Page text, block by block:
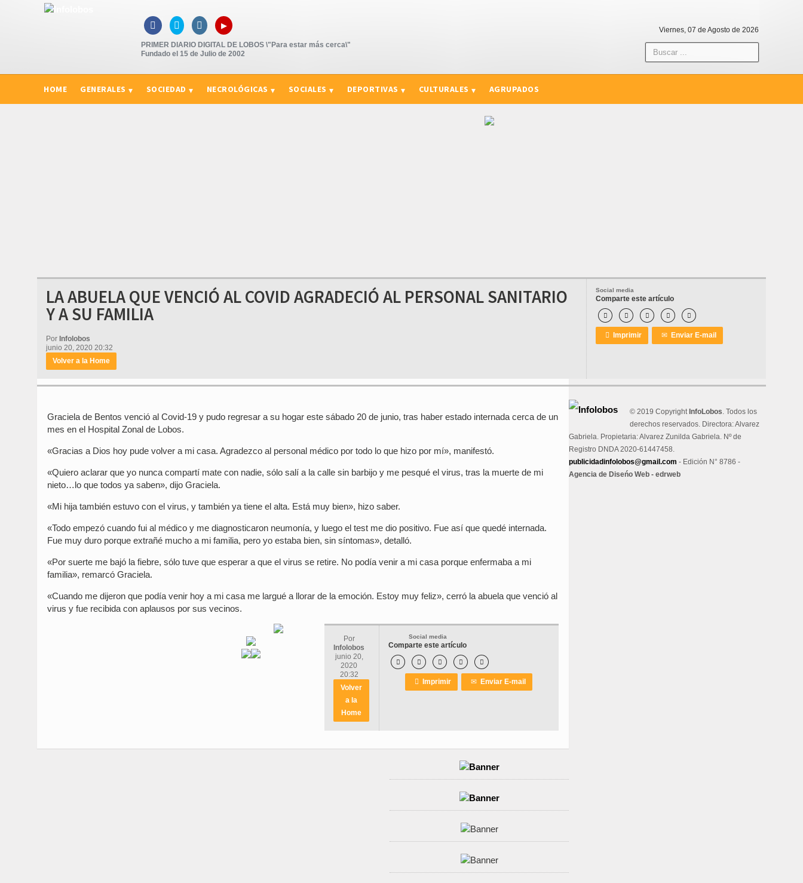
   ▸
PRIMER DIARIO DIGITAL DE LOBOS \"Para estar más cerca\"
Fundado el 15 de Julio de 2002
Viernes, 07 de Agosto de 2026
HOME GENERALES SOCIEDAD NECROLÓGICAS SOCIALES DEPORTIVAS CULTURALES AGRUPADOS
Social media
Comparte este artículo
    
 Imprimir ✉ Enviar E-mail
LA ABUELA QUE VENCIÓ AL COVID AGRADECIÓ AL PERSONAL SANITARIO
Y A SU FAMILIA
Por Infolobos
junio 20, 2020 20:32
Volver a la Home
Graciela de Bentos venció al Covid-19 y pudo regresar a su hogar este sábado 20 de junio, tras haber estado internada cerca de un
mes en el Hospital Zonal de Lobos.
«Gracias a Dios hoy pude volver a mi casa. Agradezco al personal médico por todo lo que hizo por mí», manifestó.
«Quiero aclarar que yo nunca compartí mate con nadie, sólo salí a la calle sin barbijo y me pesqué el virus, tras la muerte de mi
nieto…lo que todos ya saben», dijo Graciela.
«Mi hija también estuvo con el virus, y también ya tiene el alta. Está muy bien», hizo saber.
«Todo empezó cuando fui al médico y me diagnosticaron neumonía, y luego el test me dio positivo. Fue así que quedé internada.
Fue muy duro porque extrañé mucho a mi familia, pero yo estaba bien, sin síntomas», detalló.
«Por suerte me bajó la fiebre, sólo tuve que esperar a que el virus se retire. No podía venir a mi casa porque enfermaba a mi
familia», remarcó Graciela.
«Cuando me dijeron que podía venir hoy a mi casa me largué a llorar de la emoción. Estoy muy feliz», cerró la abuela que venció al
virus y fue recibida con aplausos por sus vecinos.
Social media
Comparte este artículo
    
 Imprimir ✉Enviar E-mail
Por
Infolobos
junio 20,
2020
20:32
Volver
a la
Home
© 2019 Copyright InfoLobos. Todos los
derechos reservados. Directora: Alvarez
Gabriela. Propietaria: Alvarez Zunilda Gabriela. Nº de
Registro DNDA 2020-61447458.
publicidadinfolobos@gmail.com - Edición N° 8786 -
Agencia de Diseńo Web - edrweb